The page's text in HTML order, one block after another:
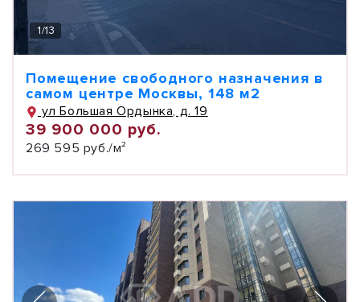
1/13
Помещение свободного назначения в
самом центре Москвы, 148 м2
ул Большая Ордынка, д. 19
39 900 000 руб.
269 595 руб./м²